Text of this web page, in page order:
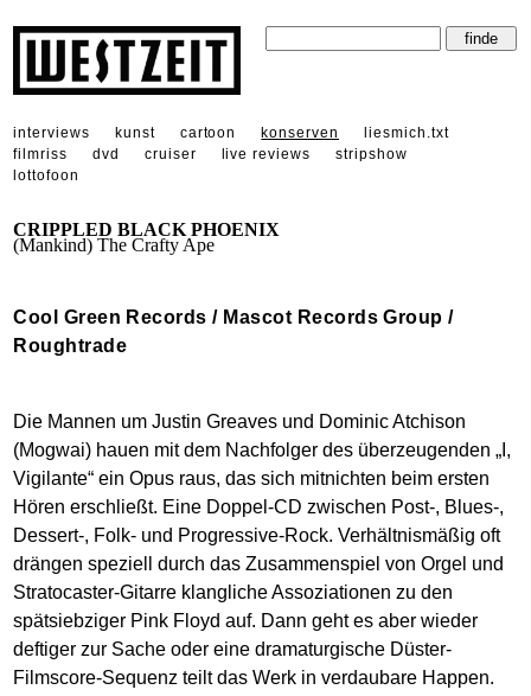
interviews kunst cartoon konserven
liesmich.txt
filmriss
dvd cruiser live reviews
stripshow
lottofoon
CRIPPLED BLACK PHOENIX
(Mankind) The Crafty Ape
Cool Green Records / Mascot Records Group /
Roughtrade
Die Mannen um Justin Greaves und Dominic Atchison
(Mogwai) hauen mit dem Nachfolger des überzeugenden „I,
Vigilante“ ein Opus raus, das sich mitnichten beim ersten
Hören erschließt. Eine Doppel-CD zwischen Post-, Blues-,
Dessert-, Folk- und Progressive-Rock. Verhältnismäßig oft
drängen speziell durch das Zusammenspiel von Orgel und
Stratocaster-Gitarre klangliche Assoziationen zu den
spätsiebziger Pink Floyd auf. Dann geht es aber wieder
deftiger zur Sache oder eine dramaturgische Düster-
Filmscore-Sequenz teilt das Werk in verdaubare Happen.